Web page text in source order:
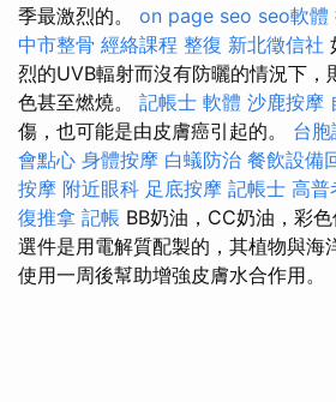
季最激烈的。 on page seo seo軟體
中市整骨 經絡課程 整復 新北徵信社
烈的UVB輻射而沒有防曬的情況下，
色甚至燃燒。 記帳士 軟體 沙鹿按摩
傷，也可能是由皮膚癌引起的。 台胞
會點心 身體按摩 白蟻防治 餐飲設備
按摩 附近眼科 足底按摩 記帳士 高普
復推拿 記帳 BB奶油，CC奶油，彩
選件是用電解質配製的，其植物與海
使用一周後幫助增強皮膚水合作用。